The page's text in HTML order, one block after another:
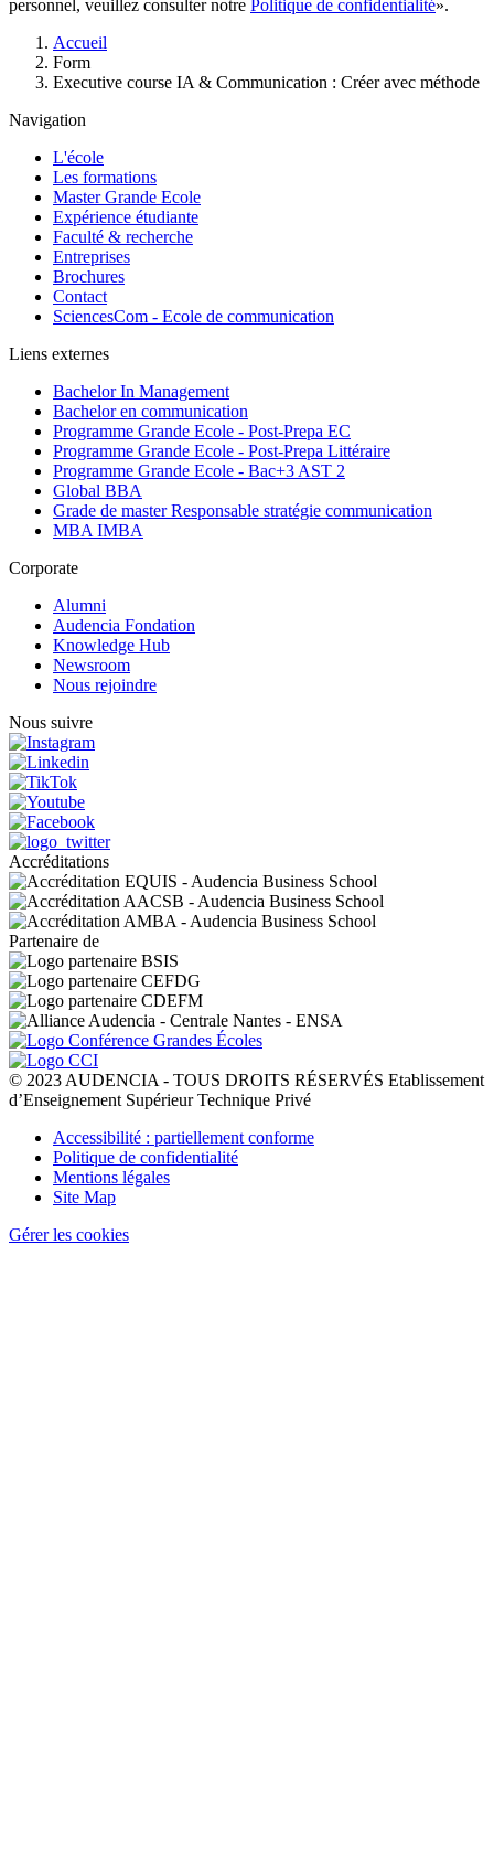
personnel, veuillez consulter notre Politique de confidentialité».
d'Ariane
Accueil
Form
Executive course IA & Communication : Créer avec méthode
Navigation
L'école
Les formations
Master Grande Ecole
Expérience étudiante
Faculté & recherche
Entreprises
Brochures
Contact
SciencesCom - Ecole de communication
Liens externes
Bachelor In Management
Bachelor en communication
Programme Grande Ecole - Post-Prepa EC
Programme Grande Ecole - Post-Prepa Littéraire
Programme Grande Ecole - Bac+3 AST 2
Global BBA
Grade de master Responsable stratégie communication
MBA IMBA
Corporate
Alumni
Audencia Fondation
Knowledge Hub
Newsroom
Nous rejoindre
Nous suivre
Accréditations
Partenaire de
© 2023 AUDENCIA - TOUS DROITS RÉSERVÉS Etablissement
d’Enseignement Supérieur Technique Privé
Pied
page
Accessibilité : partiellement conforme
Politique de confidentialité
Mentions légales
Site Map
Gérer les cookies